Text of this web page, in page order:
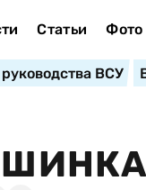
Статьи Фото
ВСУ